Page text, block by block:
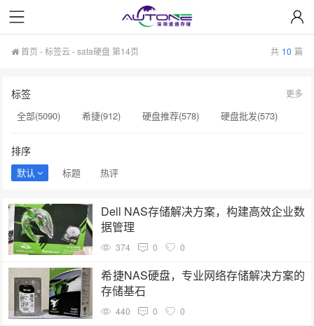
首页 -标签云- sata硬盘 第14页 共 10 篇
标签
全部(5090) 希捷(912) 硬盘推荐(578)
硬盘批发(573)
硬盘采购(474)
希捷硬盘(471)
H100芯片(144)
希捷代理商(144)
nas硬盘(143)
硬盘维修(143)
H20(143)
sas硬盘(143)
小容量存储(142)
监控级硬盘(142) 西部数据(142)
更多
排序
默认 标题 热评
Dell NAS存储解决方案，构建高效企业数
据管理
374 0 0
希捷NAS硬盘，专业网络存储解决方案的
存储基石
440 0 0